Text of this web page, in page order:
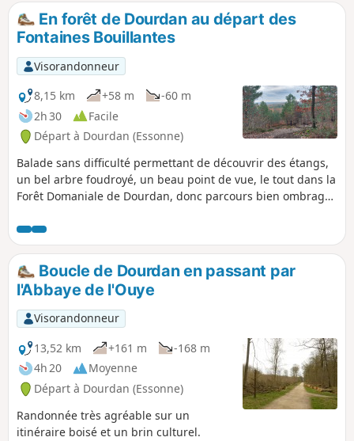
En forêt de Dourdan au départ des
Fontaines Bouillantes
Visorandonneur
8,15 km
+58 m
-60 m
2h 30
Facile
Départ à Dourdan (Essonne)
Balade sans difficulté permettant de découvrir des étangs,
un bel arbre foudroyé, un beau point de vue, le tout dans la
Forêt Domaniale de Dourdan, donc parcours bien ombragé.
humide.
Boucle de Dourdan en passant par
l'Abbaye de l'Ouye
Visorandonneur
13,52 km
+161 m
-168 m
4h 20
Moyenne
Départ à Dourdan (Essonne)
Randonnée très agréable sur un
itinéraire boisé et un brin culturel.